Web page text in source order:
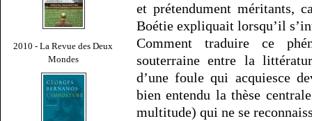
2010 - La Revue des Deux
Mondes
et prétendument méritants,
Boétie expliquait lorsqu’il
Comment traduire ce
souterraine entre la
d’une foule qui acquiesce
bien entendu la thèse
multitude) qui ne se